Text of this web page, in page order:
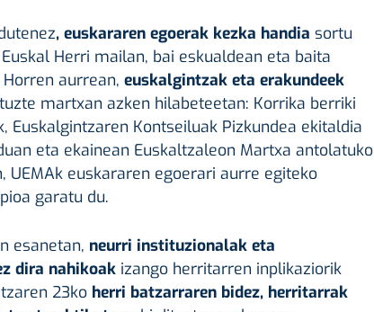
, euskararen egoerak kezka handia sortu
Herri mailan, bai eskualdean eta baita
aurrean, euskalgintzak eta erakundeek
martxan azken hilabeteetan: Korrika berriki
Euskalgintzaren Kontseiluak Pizkundea ekitaldia
eta ekainean Euskaltzaleon Martxa antolatuko
UEMAk euskararen egoerari aurre egiteko
garatu du.
esanetan, neurri instituzionalak eta
dira nahikoak izango herritarren inplikaziorik
23koherri batzarraren bidez, herritarrak